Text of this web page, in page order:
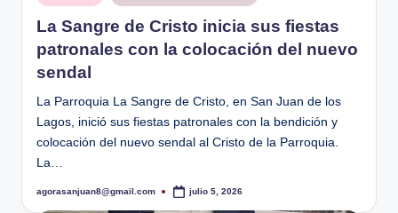
en
La Sangre de Cristo inicia sus fiestas
patronales con la colocación del nuevo
sendal
La Parroquia La Sangre de Cristo, en San Juan de los
Lagos, inició sus fiestas patronales con la bendición y
colocación del nuevo sendal al Cristo de la Parroquia.
La…
Publicado
agorasanjuan8@gmail.com julio 5, 2026